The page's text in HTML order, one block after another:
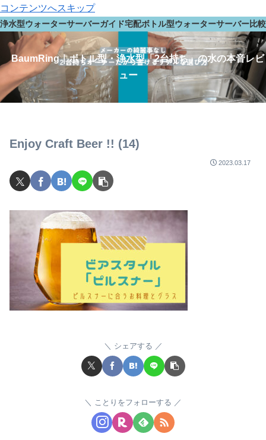
コンテンツへスキップ
BaumRing｜ボトル型・浄水型「2台持ち」の水の本音レビ
ュー
浄水型ウォーターサーバーガイド宅配ボトル型ウォーターサーバー比
Enjoy Craft Beer !! (14)
2023.03.17
シェアする
ことりをフォローする